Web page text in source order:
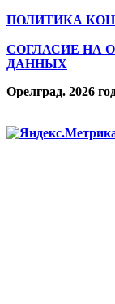
ПОЛИТИКА
СОГЛАСИЕ НА
ДАННЫХ
Орелград. 2026